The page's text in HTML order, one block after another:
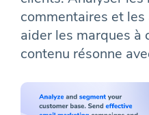
commentaires et
aider les marques à
contenu résonne